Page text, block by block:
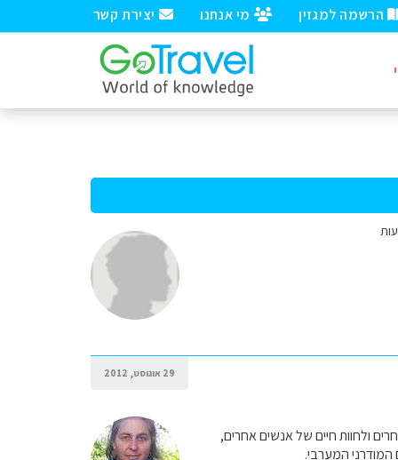
יצירת קשר מי אנחנו הרשמה למגזין
29 אוגוסט, 2012
ולחוות חיים של אנשים אחרים,
המערבי.